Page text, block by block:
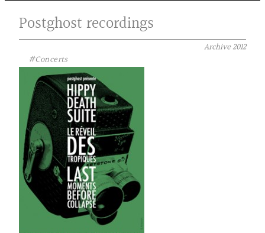
Postghost recordings
Archive2012
#Concerts